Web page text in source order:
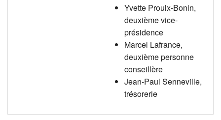
Yvette Proulx-Bonin,
deuxième vice-
présidence
Marcel Lafrance,
deuxième personne
conseillère
Jean-Paul Senneville,
trésorerie